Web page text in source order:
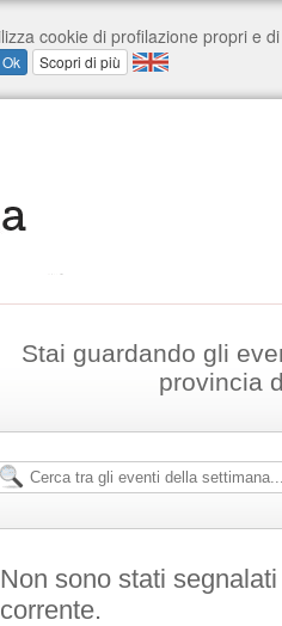
Stai guardando gli
provincia
Non sono stati
corrente.